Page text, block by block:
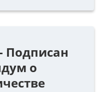
Подписан
о